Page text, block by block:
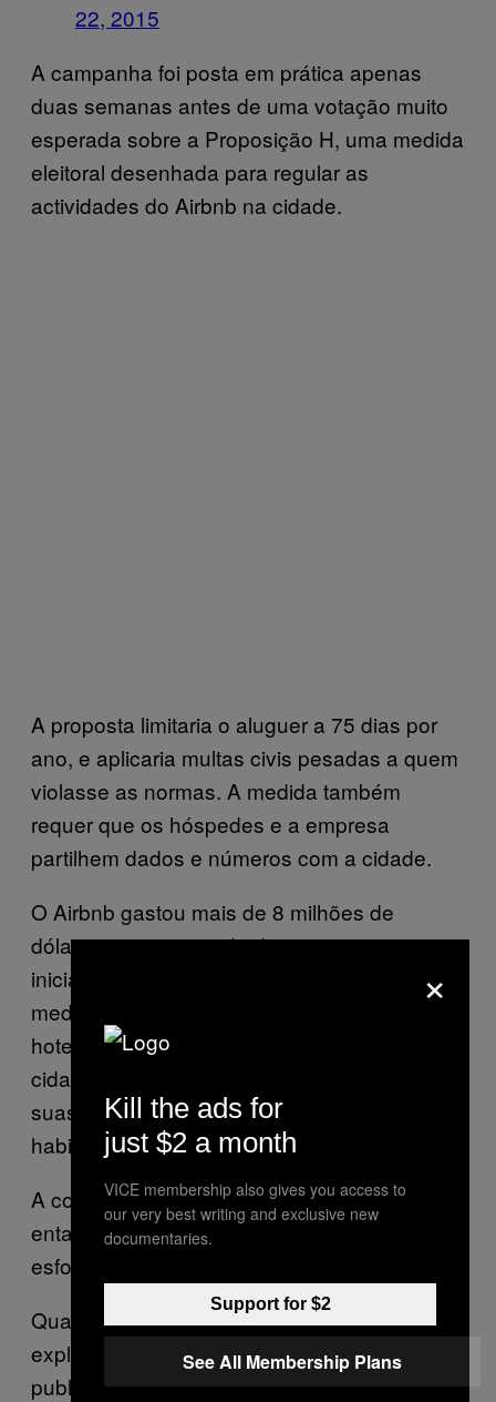
22, 2015
A campanha foi posta em prática apenas
duas semanas antes de uma votação muito
esperada sobre a Proposição H, uma medida
eleitoral desenhada para regular as
actividades do Airbnb na cidade.
A proposta limitaria o aluguer a 75 dias por
ano, e aplicaria multas civis pesadas a quem
violasse as normas. A medida também
requer que os hóspedes e a empresa
partilhem dados e números com a cidade.
O Airbnb gastou mais de 8 milhões de
dólares na tentativa de derrotar esta
iniciativa, que descreve como sendo “uma
medida levada a cabo com o aval do sector
hoteleiro, e que traça uma falsa linha entre os
cidadãos de São Francisco que partilham as
suas casas, e uma crise no sector
habitacional que persiste há décadas”.
A controversa campanha publicitária, no
entanto, não fazia, oficialmente, parte desse
esforço.
Quando a VICE News pediu ao Airbnb que
explicasse porque é que uma campanha
publicitária tão abrasiva recebeu luz verde,
×
Kill the ads for
just $2 a month
VICE membership also gives you access to
our very best writing and exclusive new
documentaries.
Support for $2
See All Membership Plans